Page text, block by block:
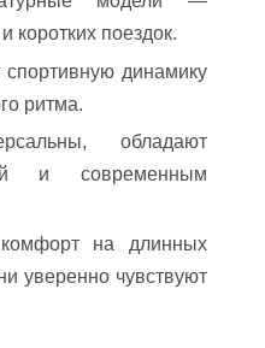
коротких поездок.
динамику
ритма.
обладают
и современным
на длинных
уверенно чувствуют